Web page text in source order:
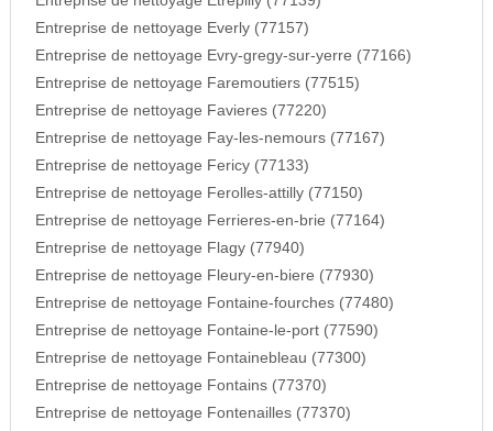
Entreprise de nettoyage Everly (77157)
Entreprise de nettoyage Evry-gregy-sur-yerre (77166)
Entreprise de nettoyage Faremoutiers (77515)
Entreprise de nettoyage Favieres (77220)
Entreprise de nettoyage Fay-les-nemours (77167)
Entreprise de nettoyage Fericy (77133)
Entreprise de nettoyage Ferolles-attilly (77150)
Entreprise de nettoyage Ferrieres-en-brie (77164)
Entreprise de nettoyage Flagy (77940)
Entreprise de nettoyage Fleury-en-biere (77930)
Entreprise de nettoyage Fontaine-fourches (77480)
Entreprise de nettoyage Fontaine-le-port (77590)
Entreprise de nettoyage Fontainebleau (77300)
Entreprise de nettoyage Fontains (77370)
Entreprise de nettoyage Fontenailles (77370)